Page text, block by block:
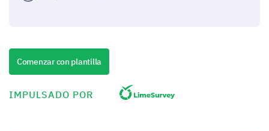
los siguientes aspectos de nuestros servicios
de guardería:
1- Muy satisfecho
2- Satisfecho
Comenzar con plantilla
IMPULSADO POR